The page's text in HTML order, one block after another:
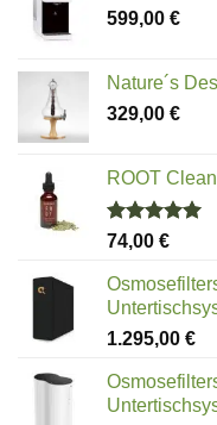
599,00 €
Nature´s
329,00 €
ROOT
Bewertet
von 5
74,00 €
1.295,00 €